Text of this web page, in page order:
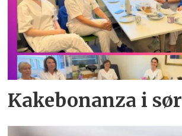
Kakebonanza i sør